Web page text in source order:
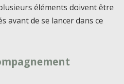
éléments doivent être
avant de se lancer dans ce